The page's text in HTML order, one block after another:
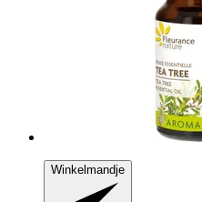
Winkelmandje